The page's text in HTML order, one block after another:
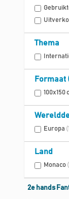
Thema
Formaat
100x150
Europa
Land
Monaco
2e hands